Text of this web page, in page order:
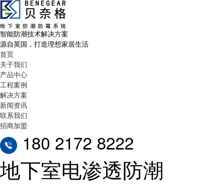
智能防潮技术解决方案
源自英国，打造理想家居生活
首页
关于我们
产品中心
工程案例
解决方案
新闻资讯
联系我们
招商加盟
180 2172 8222
地下室电渗透防潮